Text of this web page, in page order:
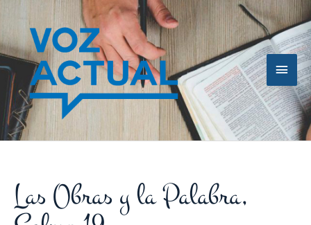
contenido
Las Obras y la Palabra,